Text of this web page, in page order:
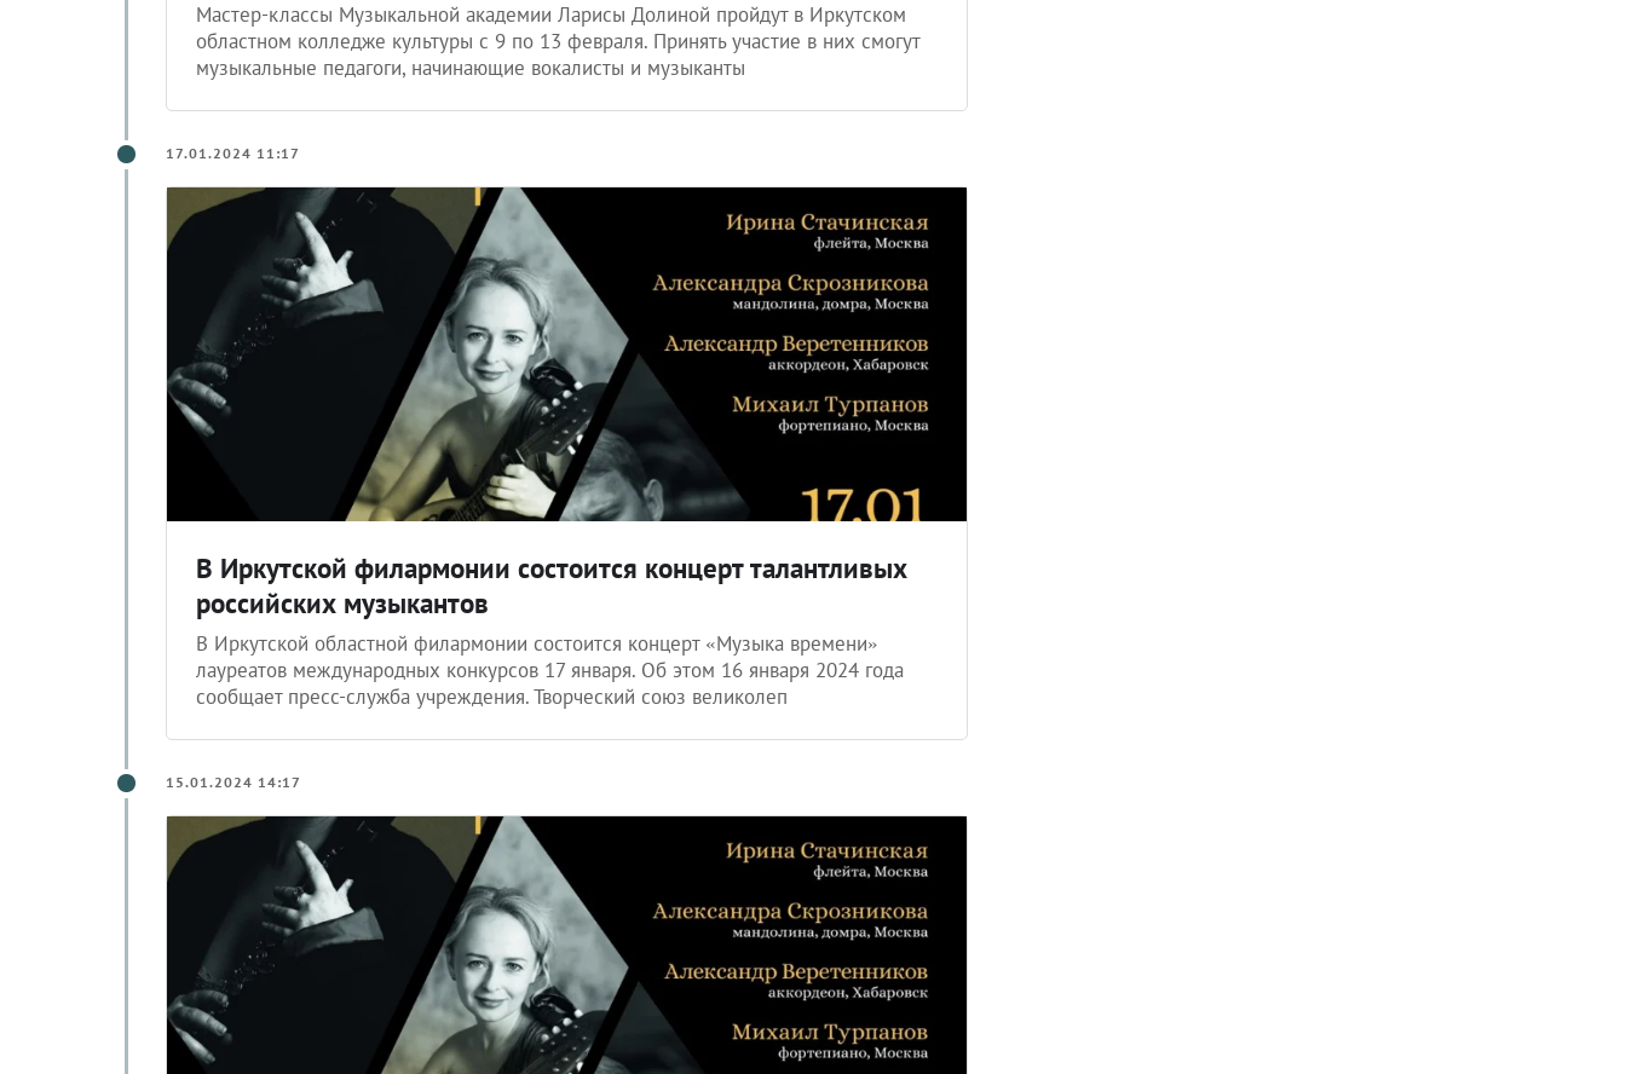
Мастер-классы Музыкальной академии Ларисы Долиной пройдут в Иркутском
областном колледже культуры с 9 по 13 февраля. Принять участие в них смогут
музыкальные педагоги, начинающие вокалисты и музыканты
17.01.2024 11:17
В Иркутской филармонии состоится концерт талантливых
российских музыкантов
В Иркутской областной филармонии состоится концерт «Музыка времени»
лауреатов международных конкурсов 17 января. Об этом 16 января 2024 года
сообщает пресс-служба учреждения. Творческий союз великолеп
15.01.2024 14:17